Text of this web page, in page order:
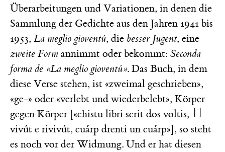
Überarbeitungen und Variationen, in denen die
Sammlung der Gedichte aus den Jahren 1941 bis
1953, La meglio gioventú, die besser Jugent, eine
zweite Form annimmt oder bekommt: Seconda
forma de «La meglio gioventú». Das Buch, in dem
diese Verse stehen, ist «zweimal geschrieben»,
«ge-» oder «verlebt und wiederbelebt», Körper
gegen Körper [«chistu libri scrit dos voltis, ||
vivút e rivivút, cuárp drenti un cuárp»], so steht
es noch vor der Widmung. Und er hat diesen